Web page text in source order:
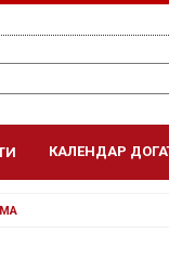
КАЛЕНДАР